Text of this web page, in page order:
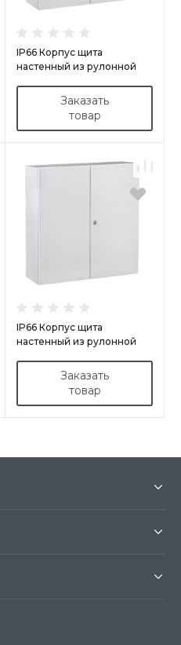
IP66 Корпус щита
настенный из рулонной
Заказать
товар
IP66 Корпус щита
настенный из рулонной
Заказать
товар